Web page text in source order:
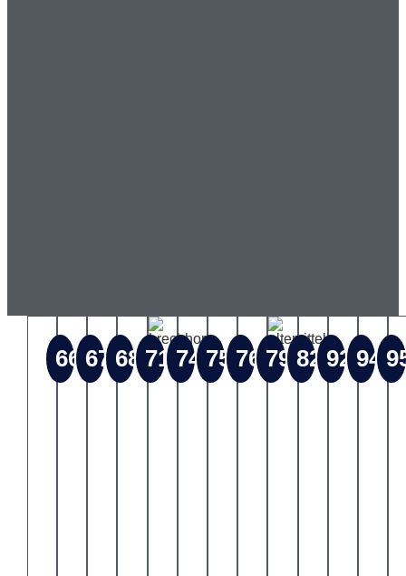
66 67 68 71 74 75 76 79 82 92 94